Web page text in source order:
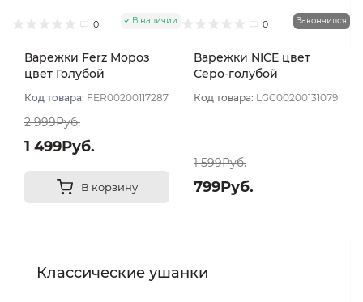
0 В наличии
Варежки Ferz Мороз
цвет Голубой
Код товара: FER00200117287
2 999Руб.
1 499Руб.
В корзину
0 Закончился
Варежки NICE цвет
Серо-голубой
Код товара: LGC00200131079
1 599Руб.
799Руб.
Классические ушанки